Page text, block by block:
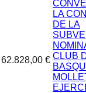
62.828,00 €
LA
DE LA
CLUB